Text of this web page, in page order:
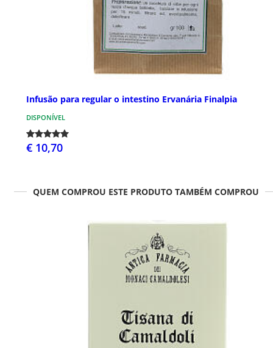
Infusão para regular o intestino Ervanária Finalpia
DISPONÍVEL
€ 10,70
QUEM COMPROU ESTE PRODUTO TAMBÉM COMPROU